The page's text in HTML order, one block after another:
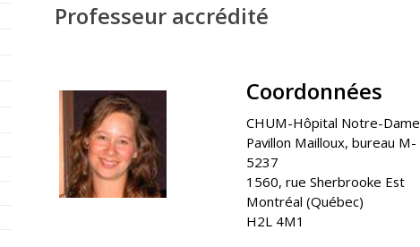
Professeur accrédité
Coordonnées
CHUM-Hôpital Notre-Dame
Pavillon Mailloux, bureau M-
5237
1560, rue Sherbrooke Est
Montréal (Québec)
H2L 4M1